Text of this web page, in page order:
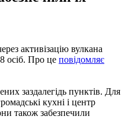
активізацію вулкана
осіб. Про це повідомляє
заздалегідь пунктів. Для
кухні і центр
також забезпечили